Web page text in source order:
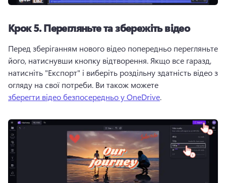
Крок 5.Перегляньте та збережіть відео
Перед зберіганням нового відео попередньо перегляньте
його, натиснувши кнопку відтворення. Якщо все гаразд,
натисніть "Експорт" і виберіть роздільну здатність відео з
огляду на свої потреби. Ви також можете
зберегти відео безпосередньо у OneDrive.